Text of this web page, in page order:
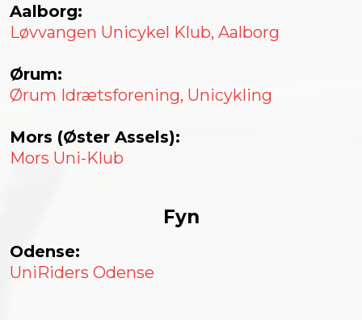
Aalborg:
Løvvangen Unicykel Klub, Aalborg
Ørum:
Ørum Idrætsforening, Unicykling
Mors (Øster Assels):
Mors Uni-Klub
Fyn
Odense:
UniRiders Odense